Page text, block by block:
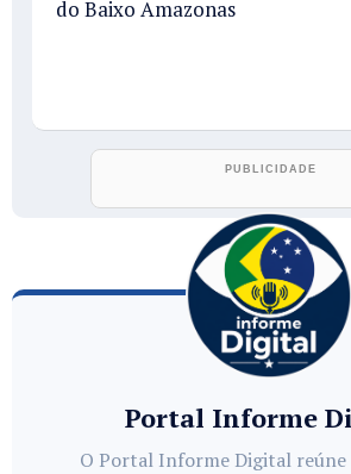
do Baixo Amazonas
Portal Informe
O Portal Informe Digital reúne